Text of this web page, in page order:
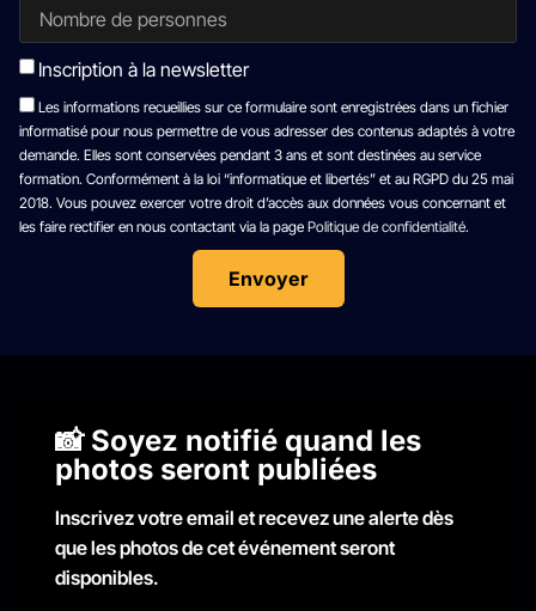
Inscription à la newsletter
Les informations recueillies sur ce formulaire sont enregistrées dans un fichier
informatisé pour nous permettre de vous adresser des contenus adaptés à votre
demande. Elles sont conservées pendant 3 ans et sont destinées au service
formation. Conformément à la loi “informatique et libertés” et au RGPD du 25 mai
2018. Vous pouvez exercer votre droit d’accès aux données vous concernant et
les faire rectifier en nous contactant via la page Politique de confidentialité.
Envoyer
📸 Soyez notifié quand les
photos seront publiées
Inscrivez votre email et recevez une alerte dès
que les photos de cet événement seront
disponibles.